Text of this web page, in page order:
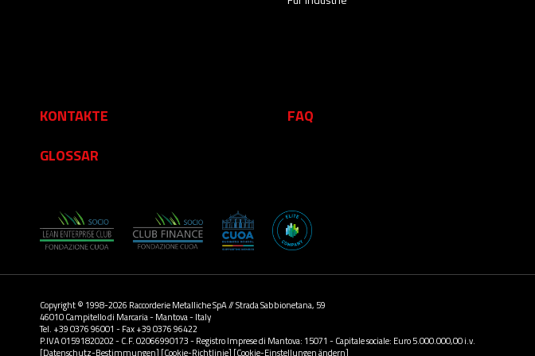
KONTAKTE FAQ
GLOSSAR
Copyright © 1998-2026 Raccorderie Metalliche SpA // Strada Sabbionetana, 59
46010 Campitello di Marcaria - Mantova - Italy
Tel. +39 0376 96001 - Fax +39 0376 96422
P.IVA 01591820202 - C.F. 02066990173 - Registro Imprese di Mantova: 15071 - Capitale sociale: Euro 5.000.000,00 i.v.
[Datenschutz-Bestimmungen] [Cookie-Richtlinie] [Cookie-Einstellungen ändern]